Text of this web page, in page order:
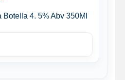
4. 5% Abv 350Ml